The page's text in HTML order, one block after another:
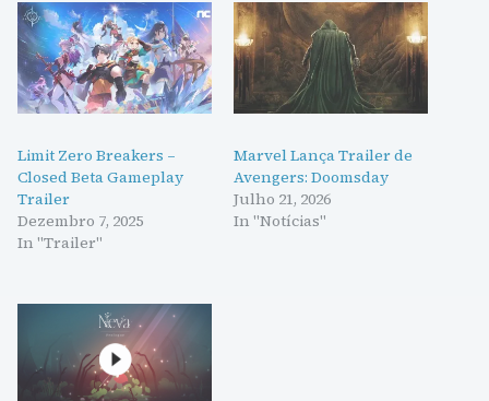
Limit Zero Breakers –
Closed Beta Gameplay
Trailer
Dezembro 7, 2025
In "Trailer"
Marvel Lança Trailer de
Avengers: Doomsday
Julho 21, 2026
In "Notícias"